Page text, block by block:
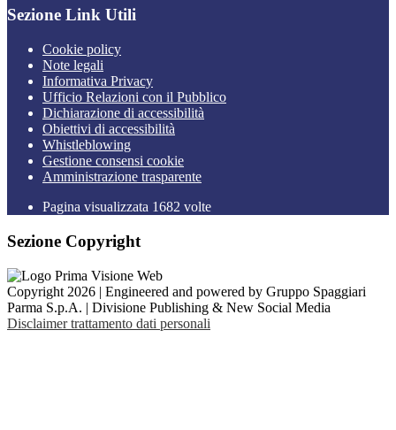
Sezione Link Utili
Cookie policy
Note legali
Informativa Privacy
Ufficio Relazioni con il Pubblico
Dichiarazione di accessibilità
Obiettivi di accessibilità
Whistleblowing
Gestione consensi cookie
Amministrazione trasparente
Pagina visualizzata 1682 volte
Sezione Copyright
Copyright 2026 | Engineered and powered by Gruppo Spaggiari
Parma S.p.A. | Divisione Publishing & New Social Media
Disclaimer trattamento dati personali